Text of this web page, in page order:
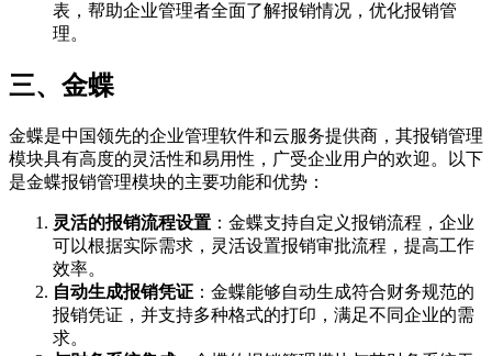
表，帮助企业管理者全面了解报销情况，优化报销管
理。
三、金蝶
金蝶是中国领先的企业管理软件和云服务提供商，其报销管理
模块具有高度的灵活性和易用性，广受企业用户的欢迎。以下
是金蝶报销管理模块的主要功能和优势：
灵活的报销流程设置 ：金蝶支持自定义报销流程，企业
可以根据实际需求，灵活设置报销审批流程，提高工作
效率。
自动生成报销凭证 ：金蝶能够自动生成符合财务规范的
报销凭证，并支持多种格式的打印，满足不同企业的需
求。